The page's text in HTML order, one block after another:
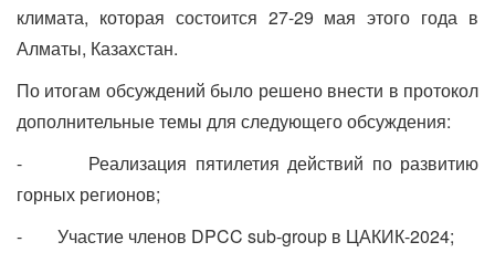
климата, которая состоится 27-29 мая этого года в
Алматы, Казахстан.
По итогам обсуждений было решено внести в протокол
дополнительные темы для следующего обсуждения:
- Реализация пятилетия действий по развитию
горных регионов;
- Участие членов DPCC sub-group в ЦАКИК-2024;